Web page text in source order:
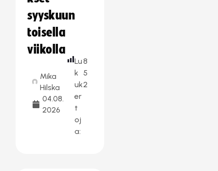
syyskuun
toisella
viikolla
Mika
Hilska
04.08.
2026
Lu
k
uk
er
t
oj
a:
8
5
2